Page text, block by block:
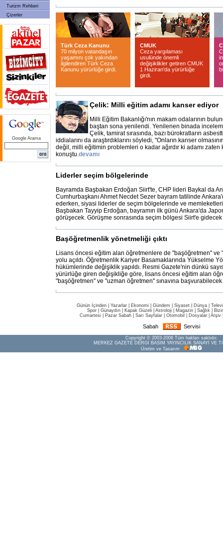
Turizm Rehberi
Çizerler
Google Arama
Türk Ceza Kanunu
70 milyon vatandaşın
yaşamını çok yakından
ilgilendiren Türk Ceza
Kanunu yürürlüğe girdi.
CMUK
Ceza yargılaması
usulünde önemli
değişiklikler getiren CMUK
1 Haziran'da yürürlüğe
girdi.
Çelik: Milli eğitim adamı kanser ediyor
Milli Eğitim Bakanlığı'nın makam odalarının
baştan sona yenilendi. Yenilenen binada
Çelik, tamirat sırasında, bazı bürokratların
iddialarını da araştırdıklarını söyledi, "Onların kanser
değil, milli eğitimin problemleri o kadar ağırdır ki adamı
konuştu.devamı
Liderler seçim bölgelerinde
Bayramda Başbakan Erdoğan Siirt'te, CHP lideri Baykal da
Cumhurbaşkanı Ahmet Necdet Sezer bayram tatilinde
ederken, siyasi liderler de seçim bölgelerinde ve
Başbakan Tayyip Erdoğan, bayramın ilk günü Ankara'da
görüşecek. Görüşme sonrasında seçim bölgesi Siirt'e
Başöğretmenlik yönetmeliği çıktı
Lisans öncesi eğitim alan öğretmenlere de "başöğretmen'' ve
yolu açıldı. Öğretmenlik Kariyer Basamaklarında Yükselme
hükümlerinde değişiklik yapıldı. Resmi Gazete'nin dünkü
yürürlüğe giren değişikliğe göre, lisans öncesi eğitim alan
"başöğretmen'' ve "uzman öğretmen'' sınavına
Günün İçinden Yazarlar Ekonomi Gündem Siyaset Dünya |
Spor
Günaydın Kapak Güzeli Astroloji Magazin Sağlık
Cumartesi
Pazar Sabah Sarı Sayfalar Otomobil Dosyalar Arşiv
Sabah Servisi
Copyright © 2003-2006 Tüm hakları saklıdır.
MERKEZ GAZETE DERGİ BASIM YAYINCILIK SANAYİ VE
Üretim ve Tasarım